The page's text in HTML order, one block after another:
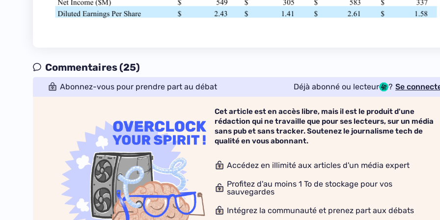
Commentaires (25)
Abonnez-vous pour prendre part au débat Déjà abonné ou lecteur ? Se
Cet article est en accès libre, mais il est le produit d'une
rédaction qui ne travaille que pour ses lecteurs, sur un média
sans pub et sans tracker. Soutenez le journalisme tech de
qualité en vous abonnant.
Accédez en illimité aux articles d'un média expert
Profitez d'au moins 1 To de stockage pour vos
sauvegardes
Intégrez la communauté et prenez part aux débats